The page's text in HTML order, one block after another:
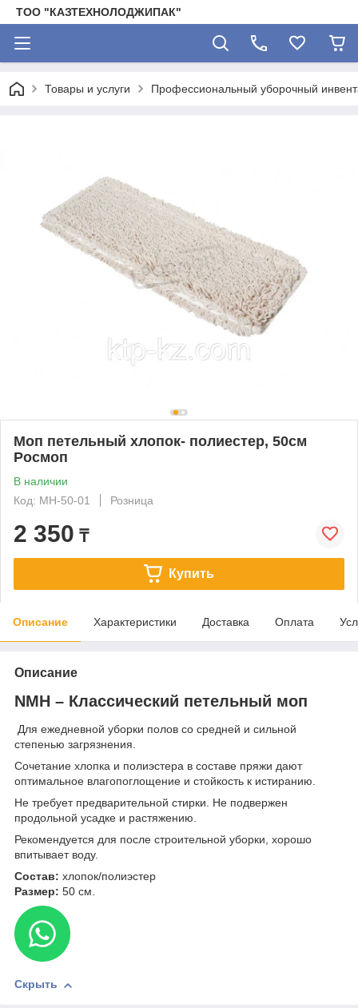
ТОО "КАЗТЕХНОЛОДЖИПАК"
Товары и услуги Профессиональный уборочный
Моп петельный хлопок- полиестер, 50см
Росмоп
В наличии
Код: MH-50-01
Розница
2 350 ₸
Купить
Описание Характеристики Доставка Оплата
Описание
NMH – Классический петельный моп
Для ежедневной уборки полов со средней и сильной
степенью загрязнения.
Сочетание хлопка и полиэстера в составе пряжи дают
оптимальное влагопоглощение и стойкость к истиранию.
Не требует предварительной стирки. Не подвержен
продольной усадке и растяжению.
Рекомендуется для после строительной уборки, хорошо
впитывает воду.
Состав: хлопок/полиэстер
Размер: 50 см.
Скрыть